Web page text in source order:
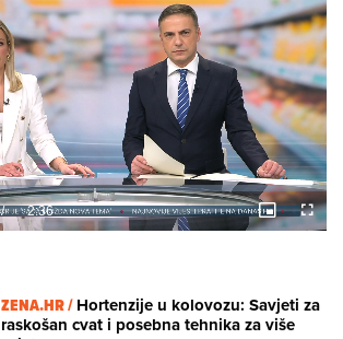
/
ZENA.HR /Hortenzije u kolovozu: Savjeti za
raskošan cvat i posebna tehnika za više